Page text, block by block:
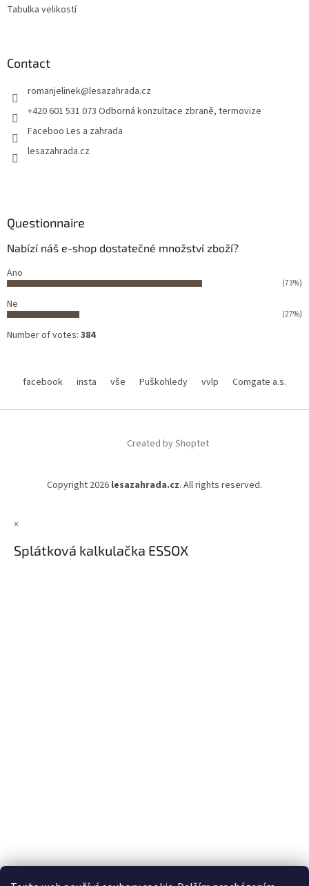
Tabulka velikostí
Contact
romanjelinek@lesazahrada.cz
+420 601 531 073 Odborná konzultace zbraně, termovize
Faceboo Les a zahrada
lesazahrada.cz
Questionnaire
Nabízí náš e-shop dostatečné množství zboží?
Ano
(73%)
Ne
(27%)
Number of votes: 384
facebook insta vše Puškohledy vvlp Comgate a.s.
Created by Shoptet
Copyright 2026 lesazahrada.cz. All rights reserved.
×
Splátková kalkulačka ESSOX